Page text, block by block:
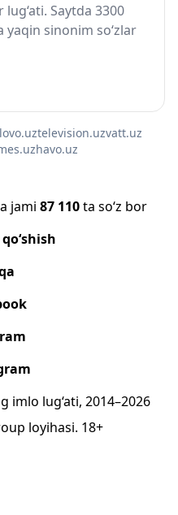
Saytda 3300
yaqin sinonim so‘zlar
television.uzvatt.uz
havo.uz
jami 87 110ta so‘z bor
lug‘ati, 2014–2026
loyihasi. 18+